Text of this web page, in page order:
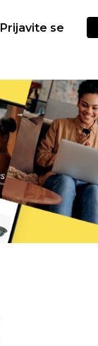
Prijavite se